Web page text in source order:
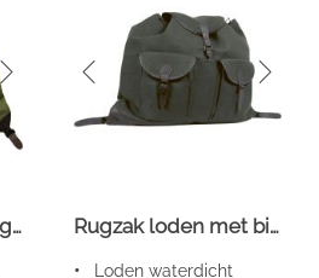
Greenlands rugzak groen Rugzak loden met binnenzak
• Loden waterdicht